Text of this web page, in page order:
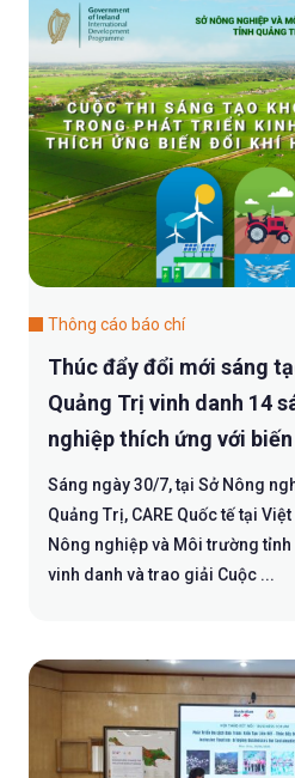
Thông cáo báo chí
Thúc đẩy đổi mới sáng
Quảng Trị vinh danh 14
nghiệp thích ứng với
Sáng ngày 30/7, tại Sở Nông
Quảng Trị, CARE Quốc tế tại
Nông nghiệp và Môi trường tỉnh
vinh danh và trao giải Cuộc ...